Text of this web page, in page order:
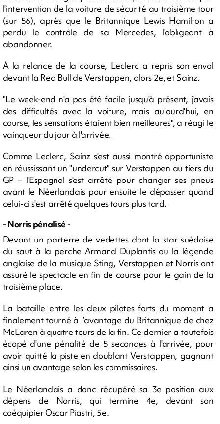
l'intervention de la voiture de sécurité au troisième tour
(sur 56), après que le Britannique Lewis Hamilton a
perdu le contrôle de sa Mercedes, l'obligeant à
abandonner.
À la relance de la course, Leclerc a repris son envol
devant la Red Bull de Verstappen, alors 2e, et Sainz.
"Le week-end n'a pas été facile jusqu'à présent, j'avais
des difficultés avec la voiture, mais aujourd'hui, en
course, les sensations étaient bien meilleures", a réagi le
vainqueur du jour à l'arrivée.
Comme Leclerc, Sainz s'est aussi montré opportuniste
en réussissant un "undercut" sur Verstappen au tiers du
GP – l'Espagnol s'est arrêté pour changer ses pneus
avant le Néerlandais pour ensuite le dépasser quand
celui-ci s'est arrêté quelques tours plus tard.
- Norris pénalisé -
Devant un parterre de vedettes dont la star suédoise
du saut à la perche Armand Duplantis ou la légende
anglaise de la musique Sting, Verstappen et Norris ont
assuré le spectacle en fin de course pour le gain de la
troisième place.
La bataille entre les deux pilotes forts du moment a
finalement tourné à l’avantage du Britannique de chez
McLaren à quatre tours de la fin. Ce dernier a toutefois
écopé d'une pénalité de 5 secondes à l'arrivée, pour
avoir quitté la piste en doublant Verstappen, gagnant
ainsi un avantage selon les commissaires.
Le Néerlandais a donc récupéré sa 3e position aux
dépens de Norris, qui termine 4e, devant son
coéquipier Oscar Piastri, 5e.